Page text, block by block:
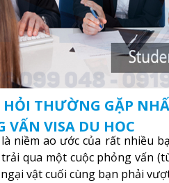
THƯỜNG GẶP
VẤN VISA DU HỌC
niềm ao ước của rất nhiều
trải qua một cuộc phỏng vấn
vật cuối cùng bạn phải